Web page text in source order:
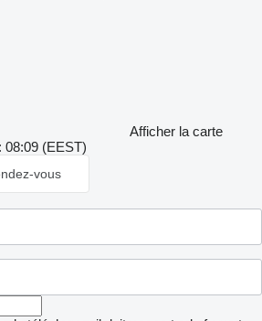
Afficher la carte
08:09 (EEST)
vous